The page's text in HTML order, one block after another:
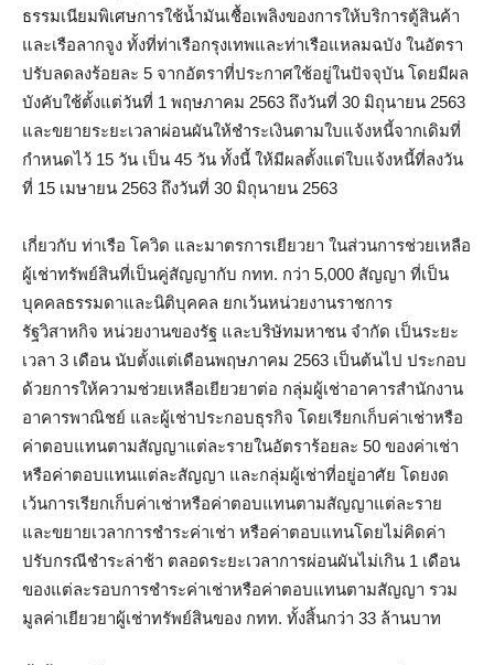
ธรรมเนียมพิเศษการใช้น้ำมันเชื้อเพลิงของการให้บริการตู้สินค้า
และเรือลากจูง ทั้งที่ท่าเรือกรุงเทพและท่าเรือแหลมฉบัง ในอัตรา
ปรับลดลงร้อยละ 5 จากอัตราที่ประกาศใช้อยู่ในปัจจุบัน โดยมีผล
บังคับใช้ตั้งแต่วันที่ 1 พฤษภาคม 2563 ถึงวันที่ 30 มิถุนายน 2563
และขยายระยะเวลาผ่อนผันให้ชำระเงินตามใบแจ้งหนี้จากเดิมที่
กำหนดไว้ 15 วัน เป็น 45 วัน ทั้งนี้ ให้มีผลตั้งแต่ใบแจ้งหนี้ที่ลงวัน
ที่ 15 เมษายน 2563 ถึงวันที่ 30 มิถุนายน 2563
เกี่ยวกับ ท่าเรือ โควิด และมาตรการเยียวยา ในส่วนการช่วยเหลือ
ผู้เช่าทรัพย์สินที่เป็นคู่สัญญากับ กทท. กว่า 5,000 สัญญา ที่เป็น
บุคคลธรรมดาและนิติบุคคล ยกเว้นหน่วยงานราชการ
รัฐวิสาหกิจ หน่วยงานของรัฐ และบริษัทมหาชน จำกัด เป็นระยะ
เวลา 3 เดือน นับตั้งแต่เดือนพฤษภาคม 2563 เป็นต้นไป ประกอบ
ด้วยการให้ความช่วยเหลือเยียวยาต่อ กลุ่มผู้เช่าอาคารสำนักงาน
อาคารพาณิชย์ และผู้เช่าประกอบธุรกิจ โดยเรียกเก็บค่าเช่าหรือ
ค่าตอบแทนตามสัญญาแต่ละรายในอัตราร้อยละ 50 ของค่าเช่า
หรือค่าตอบแทนแต่ละสัญญา และกลุ่มผู้เช่าที่อยู่อาศัย โดยงด
เว้นการเรียกเก็บค่าเช่าหรือค่าตอบแทนตามสัญญาแต่ละราย
และขยายเวลาการชำระค่าเช่า หรือค่าตอบแทนโดยไม่คิดค่า
ปรับกรณีชำระล่าช้า ตลอดระยะเวลาการผ่อนผันไม่เกิน 1 เดือน
ของแต่ละรอบการชำระค่าเช่าหรือค่าตอบแทนตามสัญญา รวม
มูลค่าเยียวยาผู้เช่าทรัพย์สินของ กทท. ทั้งสิ้นกว่า 33 ล้านบาท